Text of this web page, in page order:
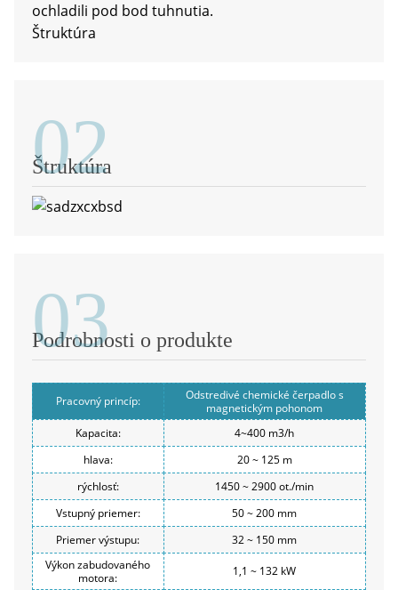
ochladili pod bod tuhnutia.
Štruktúra
02
Štruktúra
03
Podrobnosti o produkte
Pracovný princíp:
Odstredivé chemické čerpadlo s
magnetickým pohonom
Kapacita:
4~400 m3/h
hlava:
20 ~ 125 m
rýchlosť:
1450 ~ 2900 ot./min
Vstupný priemer:
50 ~ 200 mm
Priemer výstupu:
32 ~ 150 mm
Výkon zabudovaného
motora:
1,1 ~ 132 kW